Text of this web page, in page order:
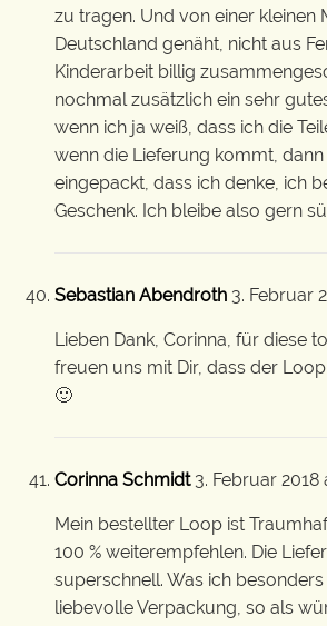
zu tragen. Und von einer kleinen
Deutschland genäht, nicht aus
Kinderarbeit billig
nochmal zusätzlich ein sehr
wenn ich ja weiß, dass ich die
wenn die Lieferung kommt,
eingepackt, dass ich denke, ich
Geschenk. Ich bleibe also gern
Sebastian Abendroth 3. Februar
Lieben Dank, Corinna, für diese
freuen uns mit Dir, dass der
🙂
Corinna Schmidt3. Februar 2018
Mein bestellter Loop ist
100 % weiterempfehlen. Die
superschnell. Was ich
liebevolle Verpackung, so als